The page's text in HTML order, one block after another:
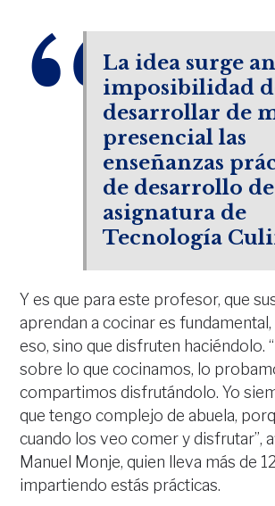
La idea surge
imposibilidad
desarrollar de
presencial las
enseñanzas
de desarrollo
asignatura de
Tecnología
Y es que para este profesor, que
aprendan a cocinar es
eso, sino que disfruten haciéndolo.
sobre lo que cocinamos, lo
compartimos disfrutándolo. Yo
que tengo complejo de abuela,
cuando los veo comer y disfrutar”,
Manuel Monje, quien lleva más de
impartiendo estás prácticas.